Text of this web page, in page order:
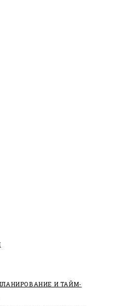
И ТАЙМ-